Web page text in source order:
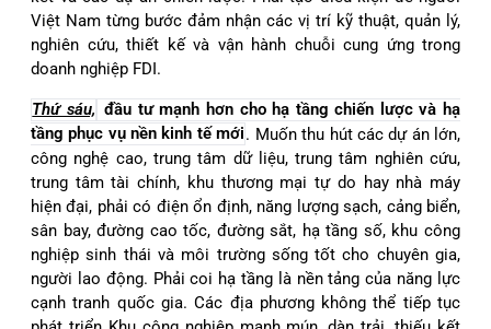
Việt Nam từng bước đảm nhận các vị trí kỹ thuật, quản lý,
nghiên cứu, thiết kế và vận hành chuỗi cung ứng trong
doanh nghiệp FDI.
Thứ sáu, đầu tư mạnh hơn cho hạ tầng chiến lược và hạ
tầng phục vụ nền kinh tế mới. Muốn thu hút các dự án lớn,
công nghệ cao, trung tâm dữ liệu, trung tâm nghiên cứu,
trung tâm tài chính, khu thương mại tự do hay nhà máy
hiện đại, phải có điện ổn định, năng lượng sạch, cảng biển,
sân bay, đường cao tốc, đường sắt, hạ tầng số, khu công
nghiệp sinh thái và môi trường sống tốt cho chuyên gia,
người lao động. Phải coi hạ tầng là nền tảng của năng lực
cạnh tranh quốc gia. Các địa phương không thể tiếp tục